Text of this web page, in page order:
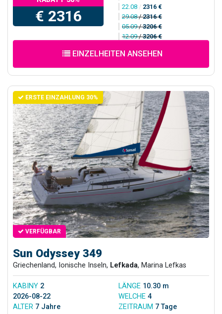
€ 2316
22.08 / 2316 €
29.08/2316 €
05.09/3206 €
12.09/3206 €
EINZELHEITEN ANSEHEN
ERSTE EINZAHLUNG 30%
VERFÜGBAR
Sun Odyssey 349
Griechenland, Ionische Inseln, Lefkada, Marina Lefkas
KABINY 2 LÄNGE 10.30 m
2026-08-22
WELCHE 4
ALTER 7 Jahre ZEITRAUM 7 Tage